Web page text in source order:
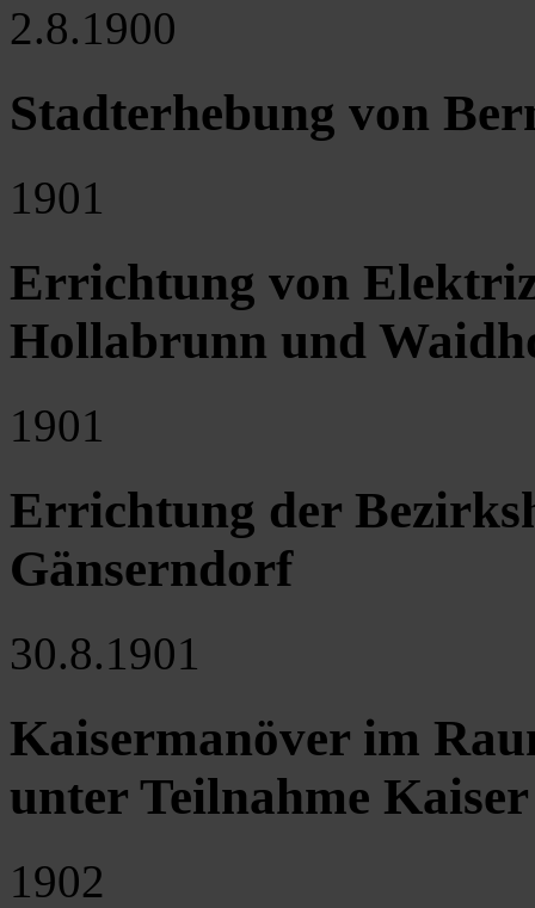
2.8.1900
Stadterhebung von
1901
Errichtung von
Hollabrunn und
1901
Errichtung der
Gänserndorf
30.8.1901
Kaisermanöver im
unter Teilnahme
1902